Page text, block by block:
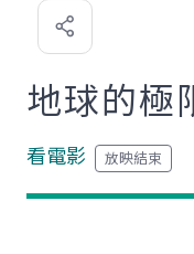
喜
歡
地球的極
看電影